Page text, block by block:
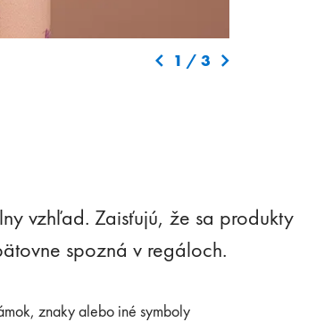
1 / 3
vzhľad. Zaisťujú, že sa produkty
spozná v regáloch.
znaky alebo iné symboly